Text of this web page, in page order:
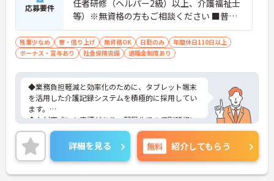
応募要件
任者研修（ヘルパー2級）以上、介護福祉士
等）※無資格の方もご相談ください ■普通
自動車第一種運転免許歓迎 ※夜勤対応必須
（配属サービスに関わらず、介護職正社員
は夜勤シフトに入る可能性があります）
残業少なめ 寮・借り上げ 無資格OK 日勤のみ
年間休日110日以上
ボーナス・賞与あり
社会保険完備 退職金制度あり
◆業務負担軽減と効率化のために、タブレット端末
を活用した介護記録システムを積極的に採用してい
ます。
◆人材育成にも定評があり、配属先での個別研修に
加え、本部主導の集合研修やeラーニングシステムな
ど、未経験からでも着実にスキルアップできる教育
体制が整っています
◆育児・介護支援制度も充実しており、育児休暇取
得推進や、学習・健康・食事などに使える独自の福
詳細を見る 無料 紹介してもらう